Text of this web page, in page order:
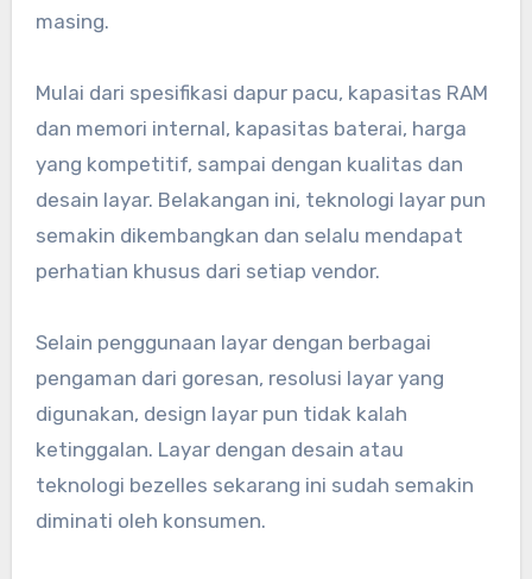
masing.
Mulai dari spesifikasi dapur pacu, kapasitas RAM
dan memori internal, kapasitas baterai, harga
yang kompetitif, sampai dengan kualitas dan
desain layar. Belakangan ini, teknologi layar pun
semakin dikembangkan dan selalu mendapat
perhatian khusus dari setiap vendor.
Selain penggunaan layar dengan berbagai
pengaman dari goresan, resolusi layar yang
digunakan, design layar pun tidak kalah
ketinggalan. Layar dengan desain atau
teknologi bezelles sekarang ini sudah semakin
diminati oleh konsumen.